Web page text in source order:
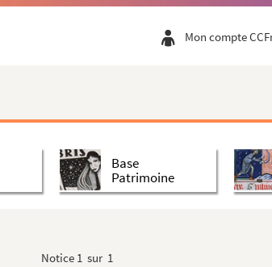
Mon compte
Base
Patrimoine
Notice 1 sur 1